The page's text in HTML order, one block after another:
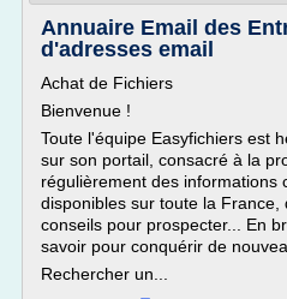
Annuaire Email des
d'adresses email
Achat de Fichiers
Bienvenue !
Toute l'équipe Easyfichiers est
sur son portail, consacré à la
régulièrement des informations
disponibles sur toute la
conseils pour prospecter... En
savoir pour conquérir de
Rechercher un...